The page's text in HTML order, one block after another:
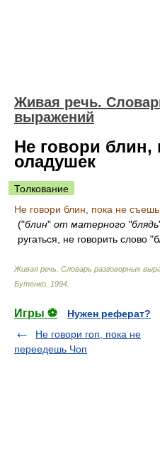
Живая речь.
выражений
Не говори блин,
оладушек
Толкование
Не говори блин, пока не
("блин" от матерного "блядь
ругаться, не говорить слово
Живая речь. Словарь разговорных
Бутенко 1994
Игры ⚽
Нужен реферат?
Не говори гоп, пока не
переедешь Чоп